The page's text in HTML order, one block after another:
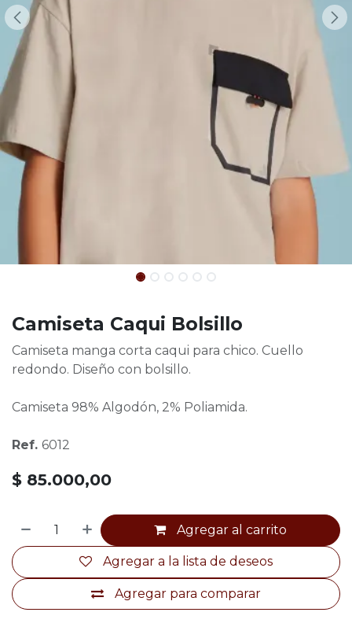
Camiseta Caqui Bolsillo
Camiseta manga corta caqui para chico. Cuello
redondo. Diseño con bolsillo.
Camiseta 98% Algodón, 2% Poliamida.
Ref. 6012
$ 85.000,00
Agregar al carrito
Agregar para comparar
Agregar a la lista de deseos